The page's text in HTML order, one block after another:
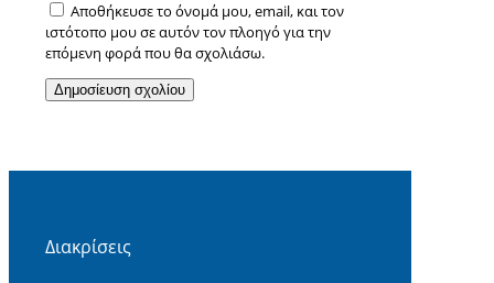
Αποθήκευσε το όνομά μου, email, και τον
ιστότοπο μου σε αυτόν τον πλοηγό για την
επόμενη φορά που θα σχολιάσω.
Διακρίσεις